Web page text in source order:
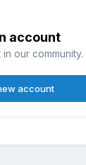
account
our community.
account